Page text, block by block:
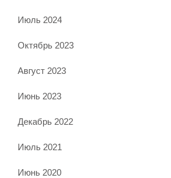
Июль 2024
Октябрь 2023
Август 2023
Июнь 2023
Декабрь 2022
Июль 2021
Июнь 2020